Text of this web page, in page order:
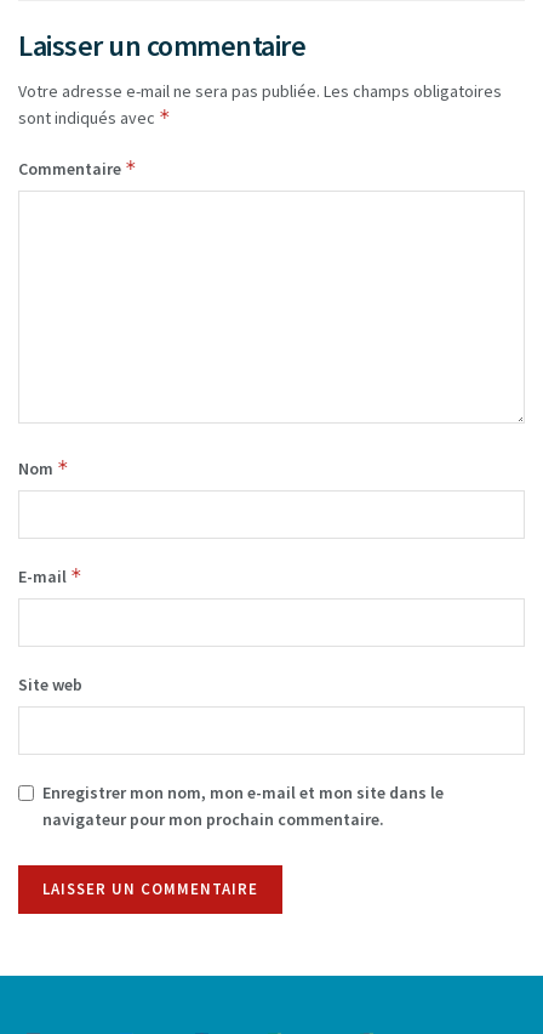
Laisser un commentaire
Votre adresse e-mail ne sera pas publiée. Les champs obligatoires
sont indiqués avec *
Commentaire *
Nom *
E-mail *
Site web
Enregistrer mon nom, mon e-mail et mon site dans le
navigateur pour mon prochain commentaire.